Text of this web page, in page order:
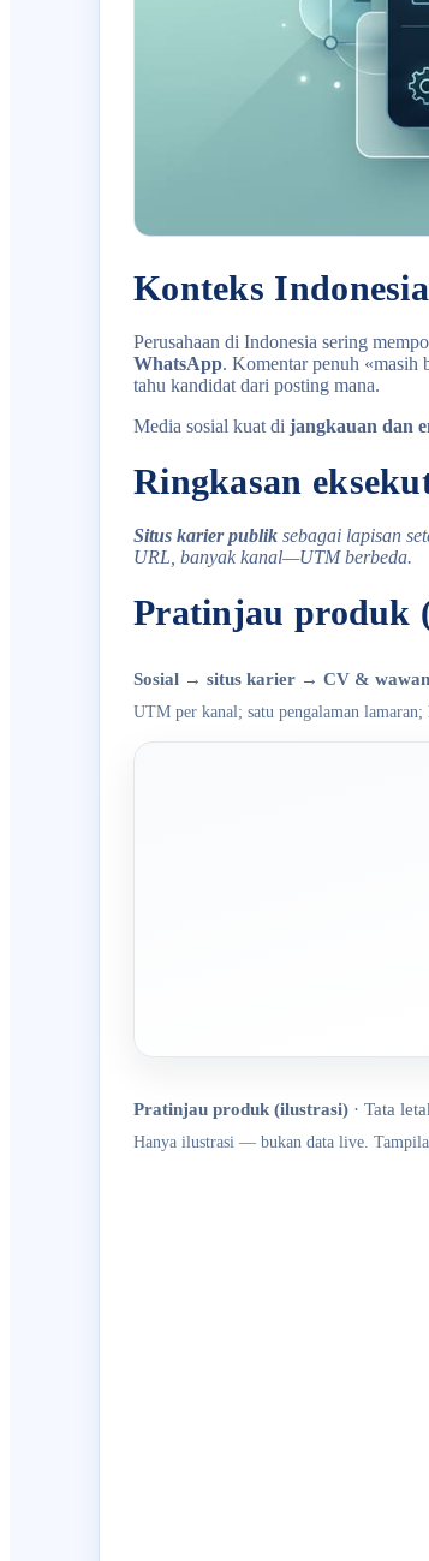
Konteks Indonesia
Perusahaan di Indonesia sering
WhatsApp. Komentar penuh
tahu kandidat dari posting mana.
Media sosial kuat di jangkauan dan
Ringkasan
Situs karier publik sebagai lapisan
URL, banyak kanal—UTM berbeda.
Pratinjau produk
Sosial → situs karier → CV &
UTM per kanal; satu pengalaman lamaran;
Pratinjau produk (ilustrasi) · Tata
Hanya ilustrasi — bukan data live.